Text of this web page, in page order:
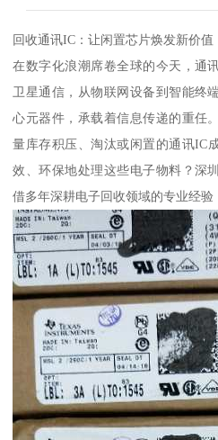
回收通讯IC：让闲置芯片焕发新价
在数字化浪潮席卷全球的今天，通
卫星通信，从物联网设备到智能终
心元器件，承载着信息传递的重任
量库存积压、淘汰或闲置的通讯
效、环保地处理这些电子物料？深
借多年深耕电子回收领域的专业经验